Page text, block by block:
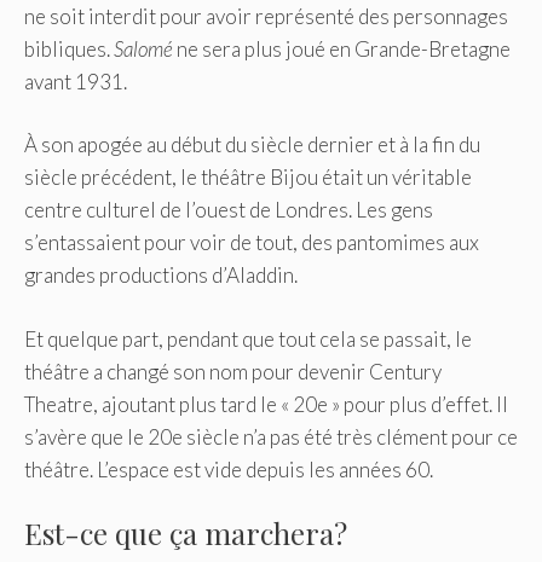
ne soit interdit pour avoir représenté des personnages
bibliques.Salomé ne sera plus joué en Grande-Bretagne
avant 1931.
À son apogée au début du siècle dernier et à la fin du
siècle précédent, le théâtre Bijou était un véritable
centre culturel de l’ouest de Londres. Les gens
s’entassaient pour voir de tout, des pantomimes aux
grandes productions d’Aladdin.
Et quelque part, pendant que tout cela se passait, le
théâtre a changé son nom pour devenir Century
Theatre, ajoutant plus tard le « 20e » pour plus d’effet. Il
s’avère que le 20e siècle n’a pas été très clément pour ce
théâtre. L’espace est vide depuis les années 60.
Est-ce que ça marchera?